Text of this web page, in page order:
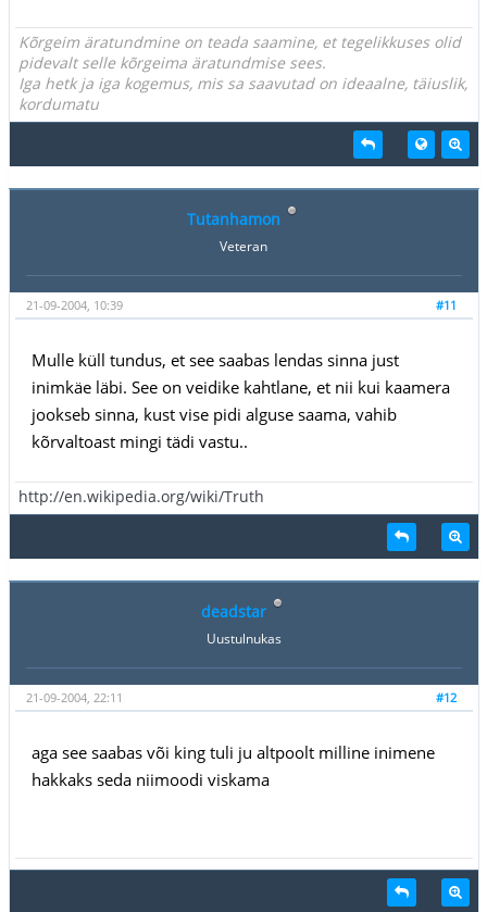
Kõrgeim äratundmine on teada saamine, et tegelikkuses olid
pidevalt selle kõrgeima äratundmise sees.
Iga hetk ja iga kogemus, mis sa saavutad on ideaalne, täiuslik,
kordumatu
Tutanhamon
Veteran
#11
21-09-2004, 10:39
Mulle küll tundus, et see saabas lendas sinna just
inimkäe läbi. See on veidike kahtlane, et nii kui kaamera
jookseb sinna, kust vise pidi alguse saama, vahib
kõrvaltoast mingi tädi vastu..
http://en.wikipedia.org/wiki/Truth
deadstar
Uustulnukas
#12
21-09-2004, 22:11
aga see saabas või king tuli ju altpoolt milline inimene
hakkaks seda niimoodi viskama